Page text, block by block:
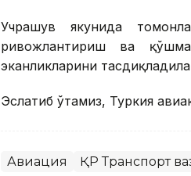
Учрашув якунида
ривожлантириш ва
эканликларини
Эслатиб ўтамиз, Туркия
Авиация ҚР Транспорт